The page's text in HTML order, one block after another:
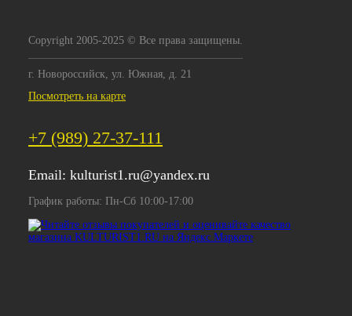
Copyright 2005-2025 © Все права защищены.
г. Новороссийск, ул. Южная, д. 21
Посмотреть на карте
+7 (989) 27-37-111
Email: kulturist1.ru@yandex.ru
График работы: Пн-Сб 10:00-17:00